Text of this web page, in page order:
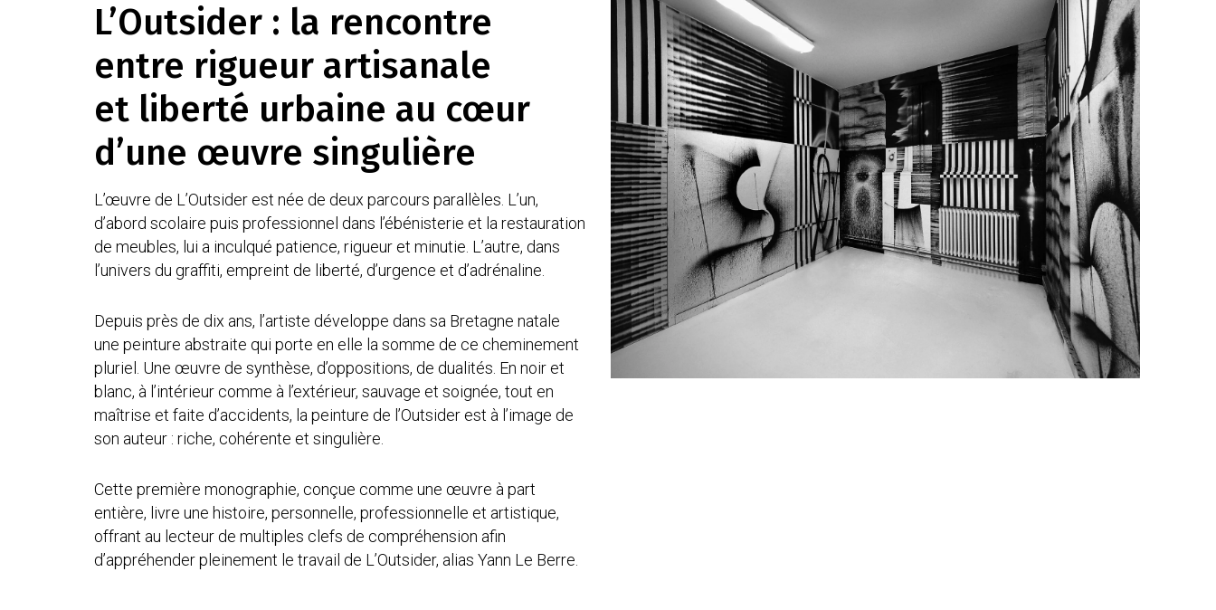
L’Outsider : la rencontre
entre rigueur artisanale
et liberté urbaine au cœur
d’une œuvre singulière
L’œuvre de L’Outsider est née de deux parcours parallèles. L’un,
d’abord scolaire puis professionnel dans l’ébénisterie et la restauration
de meubles, lui a inculqué patience, rigueur et minutie. L’autre, dans
l’univers du graffiti, empreint de liberté, d’urgence et d’adrénaline.
Depuis près de dix ans, l’artiste développe dans sa Bretagne natale
une peinture abstraite qui porte en elle la somme de ce cheminement
pluriel. Une œuvre de synthèse, d’oppositions, de dualités. En noir et
blanc, à l’intérieur comme à l’extérieur, sauvage et soignée, tout en
maîtrise et faite d’accidents, la peinture de l’Outsider est à l’image de
son auteur : riche, cohérente et singulière.
Cette première monographie, conçue comme une œuvre à part
entière, livre une histoire, personnelle, professionnelle et artistique,
offrant au lecteur de multiples clefs de compréhension afin
d’appréhender pleinement le travail de L’Outsider, alias Yann Le Berre.